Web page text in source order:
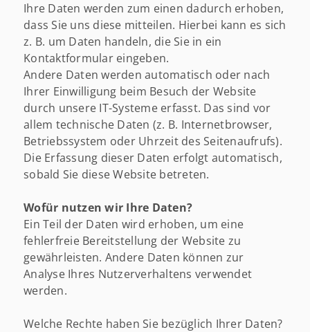
Ihre Daten werden zum einen dadurch erhoben,
dass Sie uns diese mitteilen. Hierbei kann es sich
z. B. um Daten handeln, die Sie in ein
Kontaktformular eingeben.
Andere Daten werden automatisch oder nach
Ihrer Einwilligung beim Besuch der Website
durch unsere IT-Systeme erfasst. Das sind vor
allem technische Daten (z. B. Internetbrowser,
Betriebssystem oder Uhrzeit des Seitenaufrufs).
Die Erfassung dieser Daten erfolgt automatisch,
sobald Sie diese Website betreten.
Wofür nutzen wir Ihre Daten?
Ein Teil der Daten wird erhoben, um eine
fehlerfreie Bereitstellung der Website zu
gewährleisten. Andere Daten können zur
Analyse Ihres Nutzerverhaltens verwendet
werden.
Welche Rechte haben Sie bezüglich Ihrer Daten?